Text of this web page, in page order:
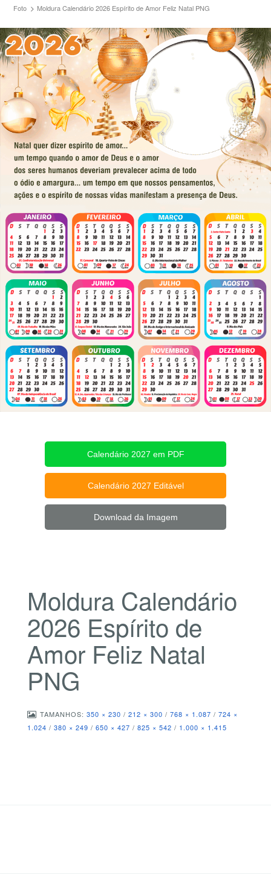
Foto
Moldura Calendário 2026 Espírito de Amor Feliz Natal PNG
Calendário 2027 em PDF
Calendário 2027 Editável
Download da Imagem
Moldura Calendário
2026 Espírito de
Amor Feliz Natal
PNG
TAMANHOS: 350 × 230 / 212 × 300 / 768 × 1.087 / 724 ×
1.024 / 380 × 249 / 650 × 427 / 825 × 542 / 1.000 × 1.415